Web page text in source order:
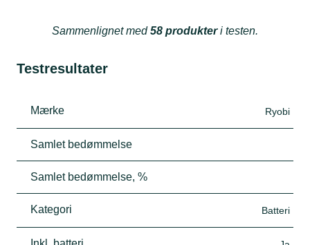
Sammenlignet med58 produkteri testen.
Testresultater
Mærke Ryobi
Samlet bedømmelse
Samlet bedømmelse, %
Kategori Batteri